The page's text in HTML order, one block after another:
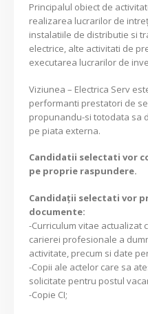
Principalul obiect de
realizarea lucrarilor de
instalatiile de distributie si
electrice, alte activitati de
executarea lucrarilor de
Viziunea – Electrica Serv
performanti prestatori de
propunandu-si totodata sa
pe piata externa.
Candidatii selectati vor
pe proprie raspundere.
Candidaţii selectati vor
documente:
-Curriculum vitae actualizat
carierei profesionale a
activitate, precum si date
-Copii ale actelor care sa
solicitate pentru postul
-Copie CI;